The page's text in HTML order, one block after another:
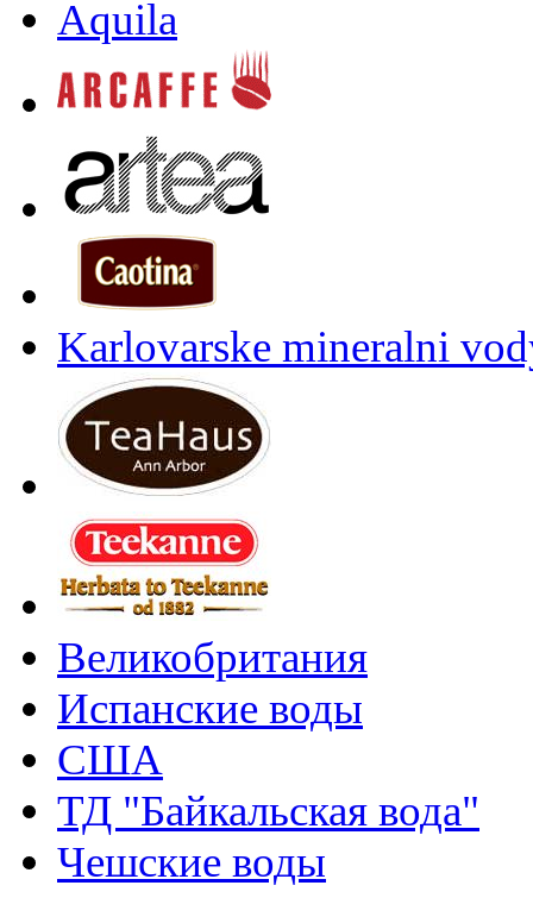
Aquila
Karlovarske mineralni
Великобритания
Испанские воды
США
ТД "Байкальская вода"
Чешские воды